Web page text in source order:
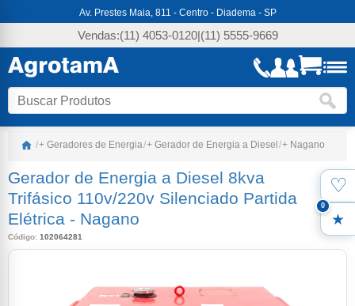
Av. Prestes Maia, 811 - Centro - Diadema - SP
Vendas:(11) 4053-0120|(11) 5555-9669
/+ Geradores de Energia/+ Gerador de Energia a Diesel /+ Nagano
Gerador de Energia a Diesel 8kva
Trifásico 110v/220v Silenciado Partida
Elétrica - Nagano
Código: 102064281
♡
0